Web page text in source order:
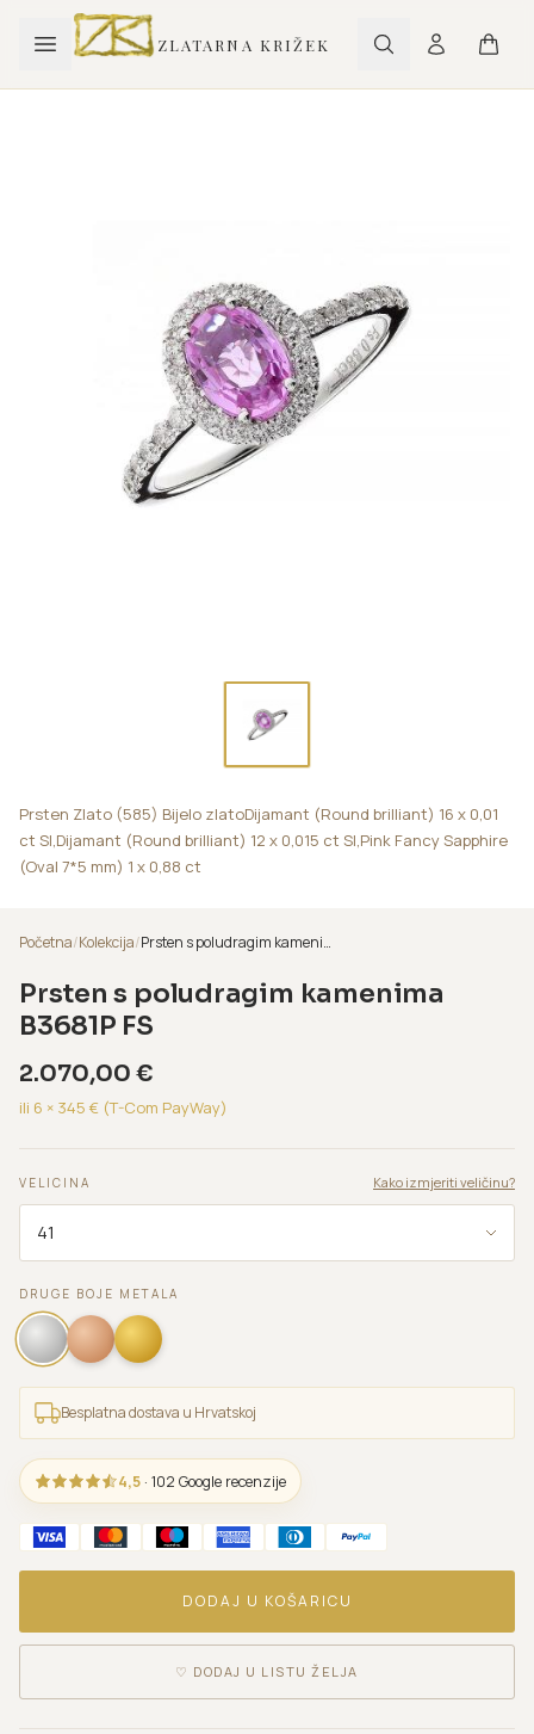
ZLATARNA KRIŽEK
Prsten Zlato (585) Bijelo zlatoDijamant (Round brilliant) 16 x 0,01
ct SI,Dijamant (Round brilliant) 12 x 0,015 ct SI,Pink Fancy Sapphire
(Oval 7*5 mm) 1 x 0,88 ct
Početna/Kolekcija/ Prsten s poludragim kamenima B3681P FS
Prsten s poludragim kamenima
B3681P FS
2.070,00 €
ili 6 × 345 € (T-Com PayWay)
VELICINA Kako izmjeriti veličinu?
DRUGE BOJE METALA
Besplatna dostava u Hrvatskoj
4,5 · 102 Google recenzije
DODAJ U KOŠARICU
♡ DODAJ U LISTU ŽELJA